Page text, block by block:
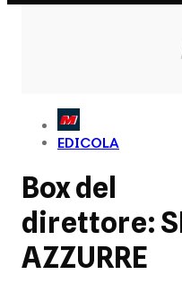
EDICOLA
Box del
direttore:
AZZURRE